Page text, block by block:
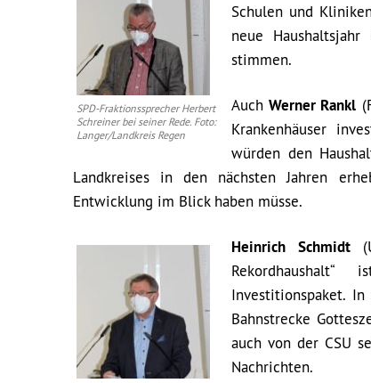
SPD-Fraktionssprecher Herbert
Schreiner bei seiner Rede. Foto:
Langer/Landkreis Regen
Schulen und
neue
stimmen.
AuchWerner Rankl
Krankenhäuser
würden den
Landkreises in den nächsten Jahren
Entwicklung im Blick haben müsse.
Heinrich Schmidt
Investitionspaket.
Bahnstrecke
auch von der CSU
Nachrichten.